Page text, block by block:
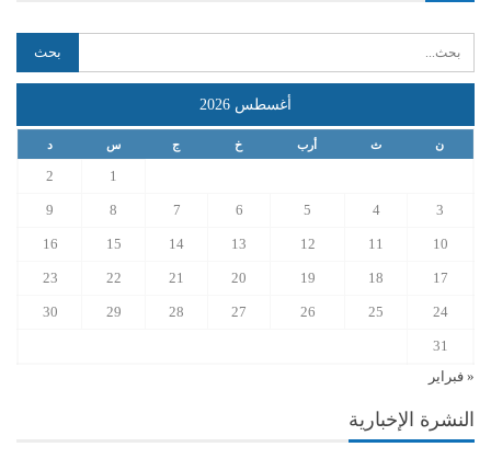
أغسطس 2026
ن ث أرب خ ج س د
1
2
3
4
5
6
7
8
9
10
11
12
13
14
15
16
17
18
19
20
21
22
23
24
25
26
27
28
29
30
31
« فبراير
النشرة الإخبارية